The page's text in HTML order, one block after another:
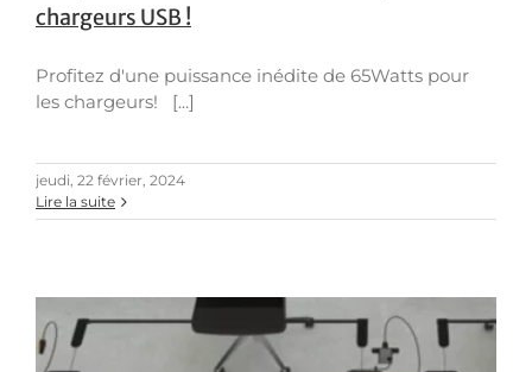
chargeurs USB !
Profitez d'une puissance inédite de 65Watts pour
les chargeurs! [...]
jeudi, 22 février, 2024
Lire la suite